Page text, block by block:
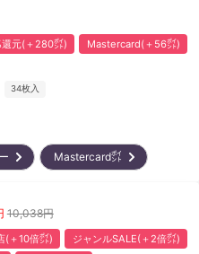
還元(＋280㌽) Mastercard(＋56㌽)
34枚入
ー Mastercard㌽
10,038円
(＋10倍㌽)
ジャンルSALE(＋2倍㌽)